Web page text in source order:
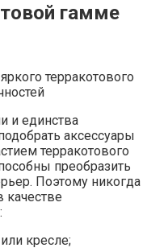
гамме
терракотового
и единства
аксессуары
терракотового
преобразить
Поэтому никогда
качестве
кресле;